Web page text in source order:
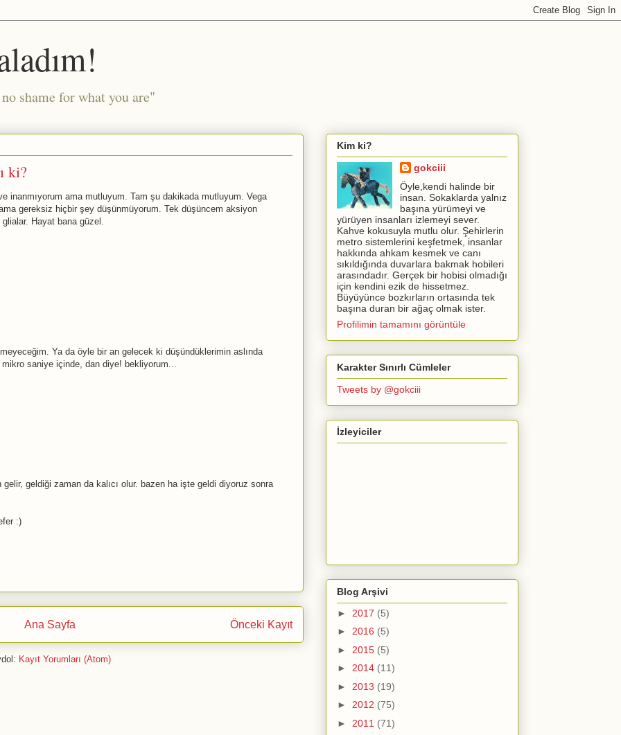
shame for what you are"
ki?
inanmıyorum ama mutluyum. Tam şu dakikada mutluyum. Vega
gereksiz hiçbir şey düşünmüyorum. Tek düşüncem aksiyon
Hayat bana güzel.
Ya da öyle bir an gelecek ki düşündüklerimin aslında
saniye içinde, dan diye! bekliyorum...
geldiği zaman da kalıcı olur. bazen ha işte geldi diyoruz sonra
:)
Önceki Kayıt
Ana Sayfa
Kayıt Yorumları (Atom)
Kim ki?
gokciii
Öyle,kendi halinde bir
insan. Sokaklarda yalnız
başına yürümeyi ve
yürüyen insanları izlemeyi sever.
Kahve kokusuyla mutlu olur. Şehirlerin
metro sistemlerini keşfetmek, insanlar
hakkında ahkam kesmek ve canı
sıkıldığında duvarlara bakmak hobileri
arasındadır. Gerçek bir hobisi olmadığı
için kendini ezik de hissetmez.
Büyüyünce bozkırların ortasında tek
başına duran bir ağaç olmak ister.
Profilimin tamamını görüntüle
Karakter Sınırlı Cümleler
Tweets by @gokciii
İzleyiciler
Blog Arşivi
► 2017 (5)
► 2016 (5)
► 2015 (5)
► 2014 (11)
► 2013 (19)
► 2012 (75)
► 2011 (71)